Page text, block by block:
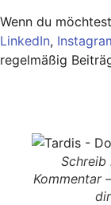
Wenn du
LinkedIn,
regelmäßig
Schreib
Kommentar